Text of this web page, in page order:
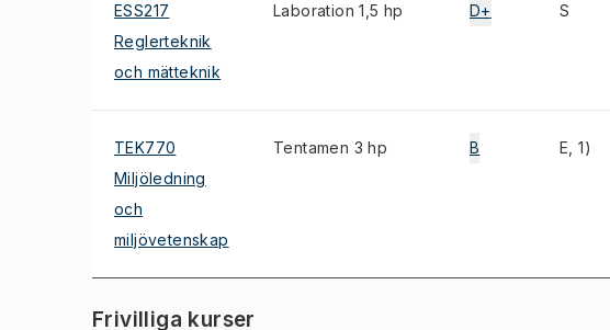
ESS217
Reglerteknik
och mätteknik
Laboration 1,5 hp D+ S
TEK770
Miljöledning
och
miljövetenskap
Tentamen 3 hp B E, 1)
Frivilliga kurser